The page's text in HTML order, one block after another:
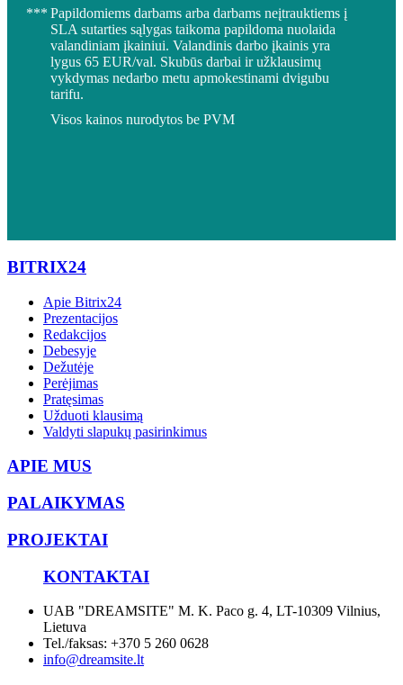
*** Papildomiems darbams arba darbams neįtrauktiems į
SLA sutarties sąlygas taikoma papildoma nuolaida
valandiniam įkainiui. Valandinis darbo įkainis yra
lygus 65 EUR/val. Skubūs darbai ir užklausimų
vykdymas nedarbo metu apmokestinami dvigubu
tarifu.
Visos kainos nurodytos be PVM
BITRIX24
Apie Bitrix24
Prezentacijos
Redakcijos
Debesyje
Dežutėje
Perėjimas
Pratęsimas
Užduoti klausimą
Valdyti slapukų pasirinkimus
APIE MUS
PALAIKYMAS
PROJEKTAI
KONTAKTAI
UAB "DREAMSITE" M. K. Paco g. 4, LT-10309 Vilnius,
Lietuva
Tel./faksas: +370 5 260 0628
info@dreamsite.lt